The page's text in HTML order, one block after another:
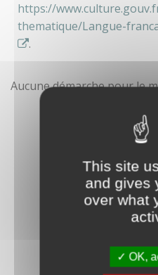
This site
and gives
over what
OK,
https://
thematique/Langue-
.
Aucune démarche pour le